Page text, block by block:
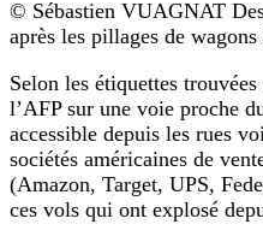
© Sébastien VUAGNAT
après les pillages de wagons
Selon les étiquettes
l’AFP sur une voie proche
accessible depuis les rues
sociétés américaines de
(Amazon, Target, UPS,
ces vols qui ont explosé